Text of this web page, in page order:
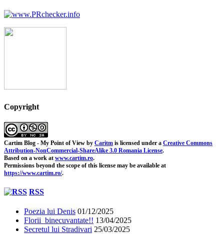
Copyright
Cartim Blog - My Point of View by Caritm is licensed under a Creative Commons
Attribution-NonCommercial-ShareAlike 3.0 Romania License.
Based on a work at www.cartim.ro.
Permissions beyond the scope of this license may be available at
https://www.cartim.ro/.
RSS
Poezia lui Denis 01/12/2025
Florii binecuvantate!! 13/04/2025
Secretul lui Stradivari 25/03/2025